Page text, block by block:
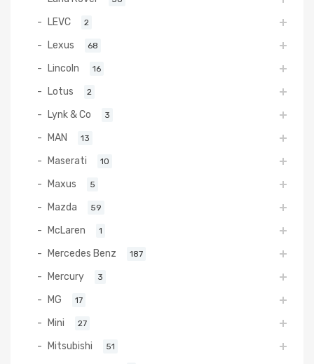
LEVC 2
Lexus 68
Lincoln 16
Lotus 2
Lynk & Co 3
MAN 13
Maserati 10
Maxus 5
Mazda 59
McLaren 1
Mercedes Benz 187
Mercury 3
MG 17
Mini 27
Mitsubishi 51